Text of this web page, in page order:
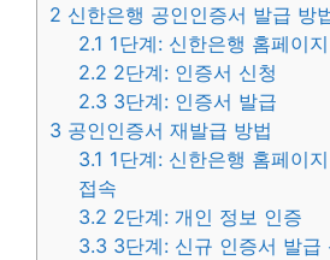
2 신한은행 공인인증서 발급 방
2.1 1단계: 신한은행 홈페이
2.2 2단계: 인증서 신청
2.3 3단계: 인증서 발급
3 공인인증서 재발급 방법
3.1 1단계: 신한은행 홈페이
접속
3.2 2단계: 개인 정보 인증
3.3 3단계: 신규 인증서 발급